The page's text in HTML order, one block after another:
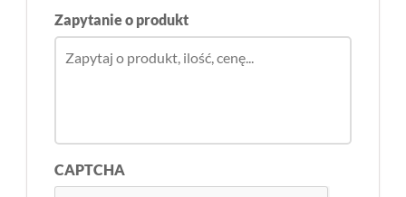
Zapytanie o produkt
CAPTCHA